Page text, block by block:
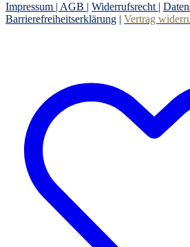
Impressum | AGB | Widerrufsrecht |
Barrierefreiheitserklärung | Vertrag